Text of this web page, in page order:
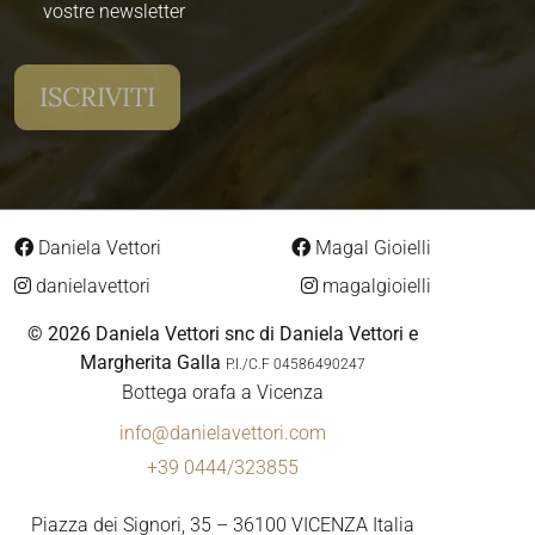
vostre newsletter
Daniela Vettori
danielavettori
Magal Gioielli
magalgioielli
© 2026 Daniela Vettori snc di Daniela Vettori e
Margherita Galla P.I./C.F 04586490247
Bottega orafa a Vicenza
info@danielavettori.com
+39 0444/323855
Piazza dei Signori, 35 – 36100 VICENZA Italia